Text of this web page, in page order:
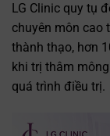
LG Clinic quy tụ
chuyên môn cao
thành thạo, hơn
khi trị thâm
quá trình điều trị.